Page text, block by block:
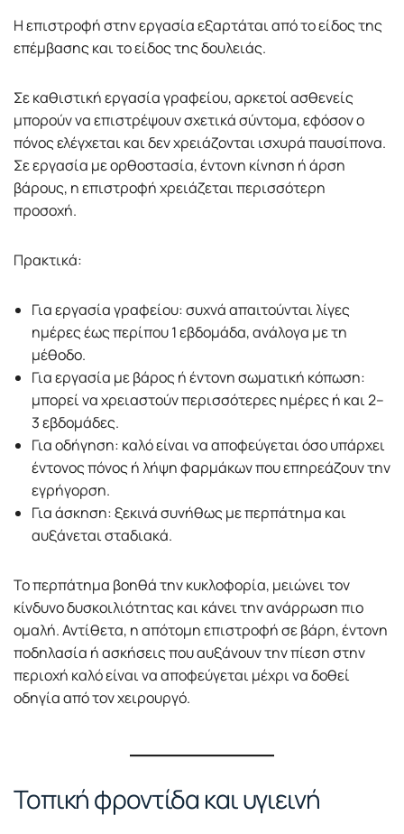
Η επιστροφή στην εργασία εξαρτάται από το είδος της
επέμβασης και το είδος της δουλειάς.
Σε καθιστική εργασία γραφείου, αρκετοί ασθενείς
μπορούν να επιστρέψουν σχετικά σύντομα, εφόσον ο
πόνος ελέγχεται και δεν χρειάζονται ισχυρά παυσίπονα.
Σε εργασία με ορθοστασία, έντονη κίνηση ή άρση
βάρους, η επιστροφή χρειάζεται περισσότερη
προσοχή.
Πρακτικά:
Για εργασία γραφείου: συχνά απαιτούνται λίγες
ημέρες έως περίπου 1 εβδομάδα, ανάλογα με τη
μέθοδο.
Για εργασία με βάρος ή έντονη σωματική κόπωση:
μπορεί να χρειαστούν περισσότερες ημέρες ή και 2–
3 εβδομάδες.
Για οδήγηση: καλό είναι να αποφεύγεται όσο υπάρχει
έντονος πόνος ή λήψη φαρμάκων που επηρεάζουν την
εγρήγορση.
Για άσκηση: ξεκινά συνήθως με περπάτημα και
αυξάνεται σταδιακά.
Το περπάτημα βοηθά την κυκλοφορία, μειώνει τον
κίνδυνο δυσκοιλιότητας και κάνει την ανάρρωση πιο
ομαλή. Αντίθετα, η απότομη επιστροφή σε βάρη, έντονη
ποδηλασία ή ασκήσεις που αυξάνουν την πίεση στην
περιοχή καλό είναι να αποφεύγεται μέχρι να δοθεί
οδηγία από τον χειρουργό.
Τοπική φροντίδα και υγιεινή